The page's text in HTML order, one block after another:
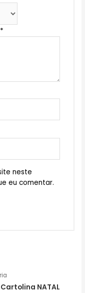
*
neste
eu comentar.
NATAL